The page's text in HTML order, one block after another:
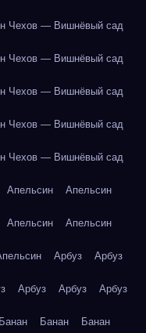
Чехов — Вишнёвый сад
Чехов — Вишнёвый сад
Чехов — Вишнёвый сад
Чехов — Вишнёвый сад
Чехов — Вишнёвый сад
Апельсин Апельсин
Апельсин Апельсин
Арбуз Арбуз
Арбуз Арбуз Арбуз
Банан Банан Банан